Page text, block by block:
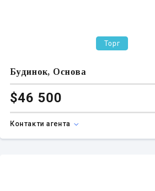
Торг
Будинок, Основа
$46 500
Контакти агента